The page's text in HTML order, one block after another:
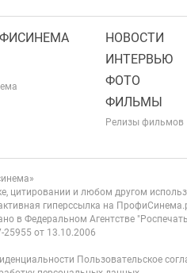
НОВОСТИ
ИНТЕРВЬЮ
ФОТО
ФИЛЬМЫ
Релизы фильмов
цитировании и любом другом
гиперссылка на
в Федеральном Агентстве
от 13.10.2006
Пользовательское